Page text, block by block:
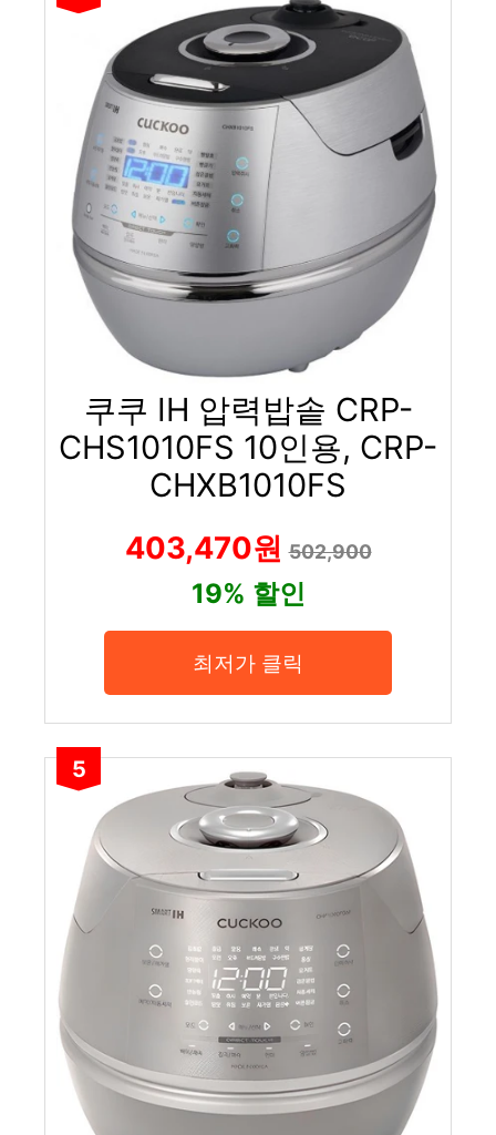
쿠쿠 IH 압력밥솥 CRP-
CHS1010FS 10인용, CRP-
CHXB1010FS
403,470원502,900
19% 할인
최저가 클릭
5